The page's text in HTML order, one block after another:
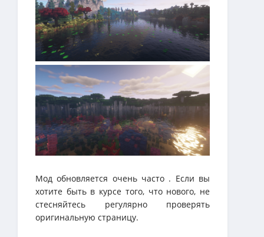
Мод обновляется очень часто . Если вы
хотите быть в курсе того, что нового, не
стесняйтесь регулярно проверять
оригинальную страницу.